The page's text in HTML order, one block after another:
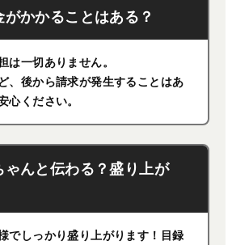
かかることはある？
は一切ありません。
、後から請求が発生することはあ
心ください。
ゃんと伝わる？盛り上が
でしっかり盛り上がります！目録